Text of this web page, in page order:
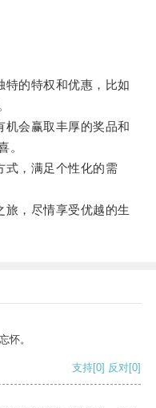
的特权和优惠，比如
会赢取丰厚的奖品和
。
，满足个性化的需
，尽情享受优越的生
怀。
支持[0] 反对[0]